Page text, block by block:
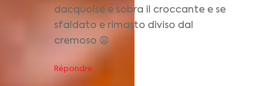
dacquoise e sobra il croccante e se
sfaldato e rimasto diviso dal
cremoso 😩
Répondre